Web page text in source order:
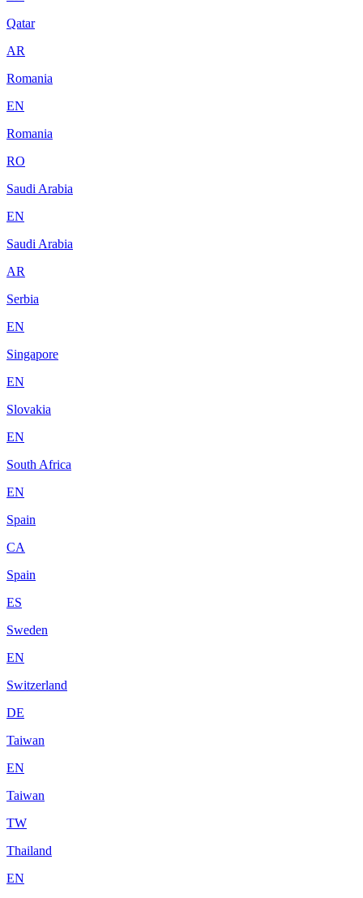
Qatar
AR
Romania
EN
Romania
RO
Saudi Arabia
EN
Saudi Arabia
AR
Serbia
EN
Singapore
EN
Slovakia
EN
South Africa
EN
Spain
CA
Spain
ES
Sweden
EN
Switzerland
DE
Taiwan
EN
Taiwan
TW
Thailand
EN